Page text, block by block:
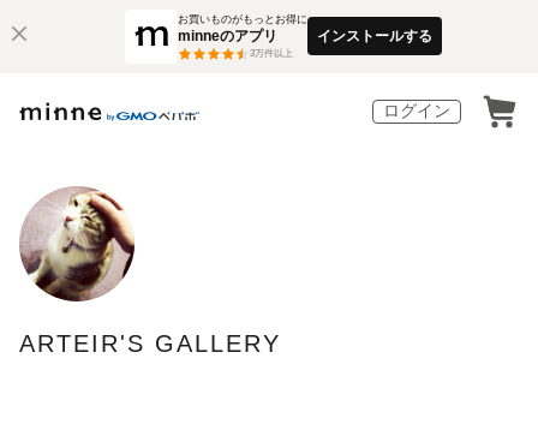
お買いものがもっとお得に
minneのアプリ
3万件以上
インストールする
ログイン
ARTEIR'S GALLERY